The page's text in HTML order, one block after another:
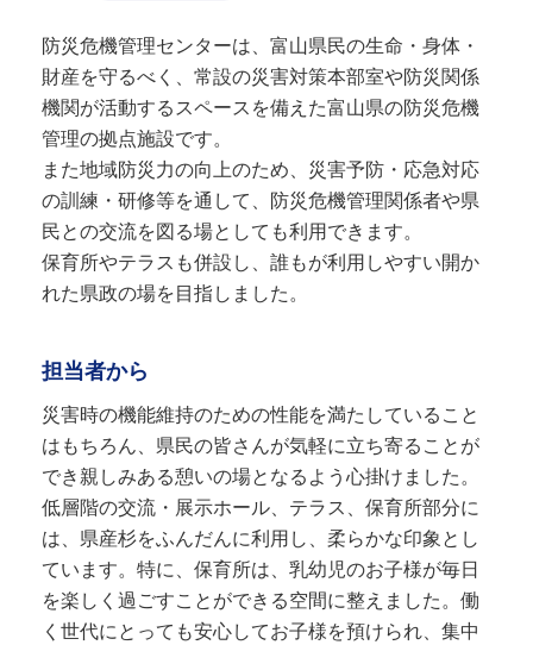
防災危機管理センターは、富山県民の生命・身体・
財産を守るべく、常設の災害対策本部室や防災関係
機関が活動するスペースを備えた富山県の防災危機
管理の拠点施設です。
また地域防災力の向上のため、災害予防・応急対応
の訓練・研修等を通して、防災危機管理関係者や県
民との交流を図る場としても利用できます。
保育所やテラスも併設し、誰もが利用しやすい開か
れた県政の場を目指しました。
担当者から
災害時の機能維持のための性能を満たしていること
はもちろん、県民の皆さんが気軽に立ち寄ることが
でき親しみある憩いの場となるよう心掛けました。
低層階の交流・展示ホール、テラス、保育所部分に
は、県産杉をふんだんに利用し、柔らかな印象とし
ています。特に、保育所は、乳幼児のお子様が毎日
を楽しく過ごすことができる空間に整えました。働
く世代にとっても安心してお子様を預けられ、集中